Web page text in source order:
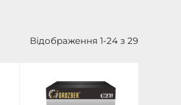
Відображення 1-24 з 29